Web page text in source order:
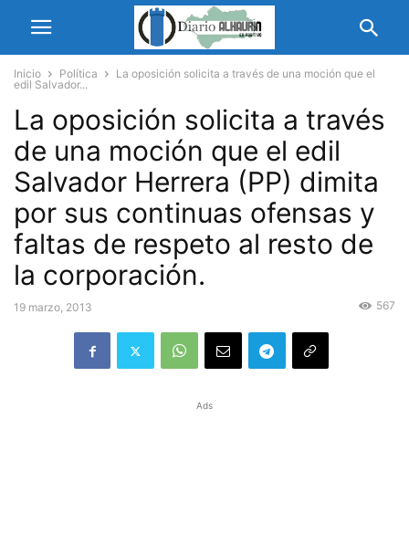
Inicio Política
La oposición solicita a través de una moción que el
edil Salvador...
La oposición solicita a través
de una moción que el edil
Salvador Herrera (PP) dimita
por sus continuas ofensas y
faltas de respeto al resto de
la corporación.
19 marzo, 2013 567
Ads